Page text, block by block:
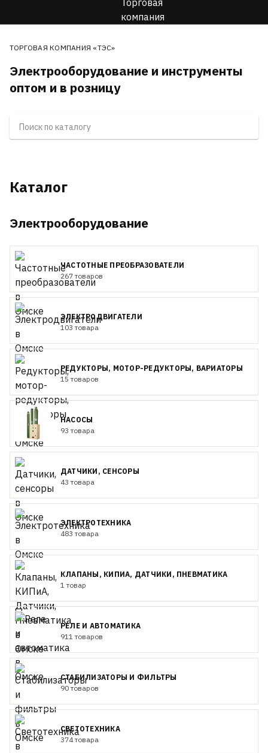
ТОРГОВАЯ КОМПАНИЯ «ТЭС»
Электрооборудование и инструменты
оптом и в розницу
Каталог
Электрооборудование
ЧАСТОТНЫЕ ПРЕОБРАЗОВАТЕЛИ
267 товаров
ЭЛЕКТРОДВИГАТЕЛИ
103 товара
РЕДУКТОРЫ, МОТОР-РЕДУКТОРЫ, ВАРИАТОРЫ
15 товаров
НАСОСЫ
93 товара
ДАТЧИКИ, СЕНСОРЫ
43 товара
ЭЛЕКТРОТЕХНИКА
483 товара
КЛАПАНЫ, КИПИА, ДАТЧИКИ, ПНЕВМАТИКА
1 товар
РЕЛЕ И АВТОМАТИКА
911 товаров
СТАБИЛИЗАТОРЫ И ФИЛЬТРЫ
90 товаров
СВЕТОТЕХНИКА
374 товара